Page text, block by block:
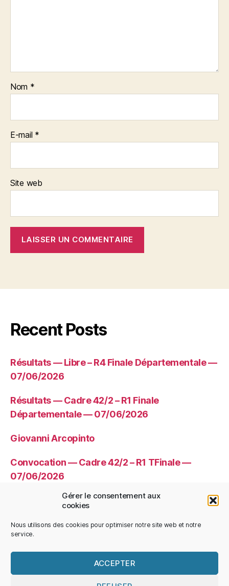
Gérer le consentement aux
cookies
Nous utilisons des cookies pour optimiser notre site web et notre
service.
ACCEPTER
Nom *
E-mail *
Site web
Recent Posts
Résultats — Libre – R4 Finale Départementale —
07/06/2026
Résultats — Cadre 42/2 – R1 Finale
Départementale — 07/06/2026
Giovanni Arcopinto
Convocation — Cadre 42/2 – R1 TFinale —
07/06/2026
Convocation — Libre – R4 TFinale —
© 2026CDBHS Haut↑